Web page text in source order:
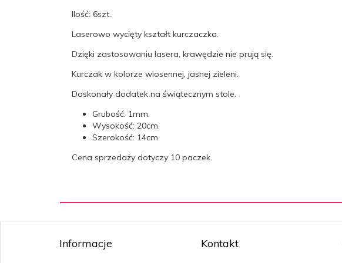
Ilość: 6szt.
Laserowo wycięty kształt kurczaczka.
Dzięki zastosowaniu lasera, krawędzie nie prują się.
Kurczak w kolorze wiosennej, jasnej zieleni.
Doskonały dodatek na świątecznym stole.
Grubość: 1mm.
Wysokość: 20cm.
Szerokość: 14cm.
Cena sprzedaży dotyczy 10 paczek.
Informacje Kontakt